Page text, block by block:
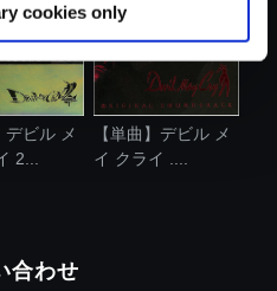
cookies only
デビル メ
2...
【単曲】デビル メ
イ クライ ....
合わせ